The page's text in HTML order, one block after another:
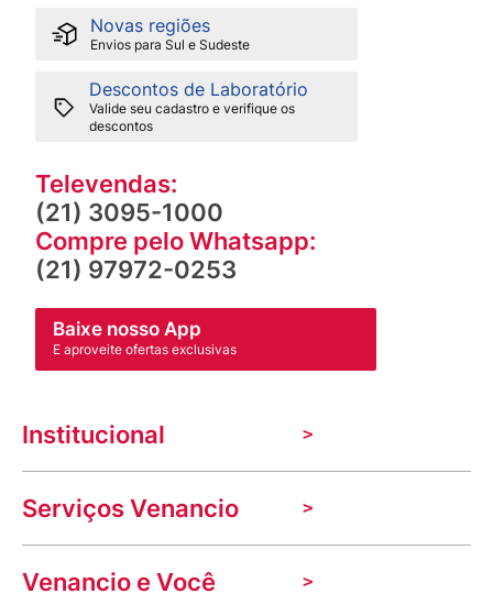
Novas regiões
Envios para Sul e Sudeste
Descontos de Laboratório
Valide seu cadastro e verifique os
descontos
Televendas:
(21) 3095-1000
Compre pelo Whatsapp:
(21) 97972-0253
Baixe nosso App
E aproveite ofertas exclusivas
Institucional
A Venancio
Trabalhe Conosco
Nossas lojas
Indique seu imóvel
Serviços Venancio
Troca e devolução
Mecânica de promoções
Venancio e Você